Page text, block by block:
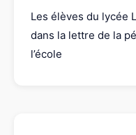
Les élèves du lycée
dans la lettre de la
l’école